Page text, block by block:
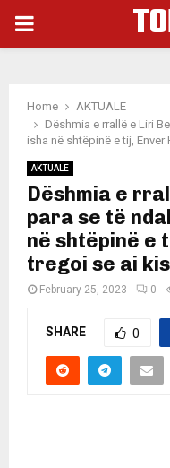
PRIMARY
Home
AKTUALE
Dëshmia e rrallë e Liri
isha në shtëpinë e tij,
AKTUALE
Dëshmia e
para se të
në shtëpinë e
tregoi se ai
February 25, 2023 0
SHARE 0